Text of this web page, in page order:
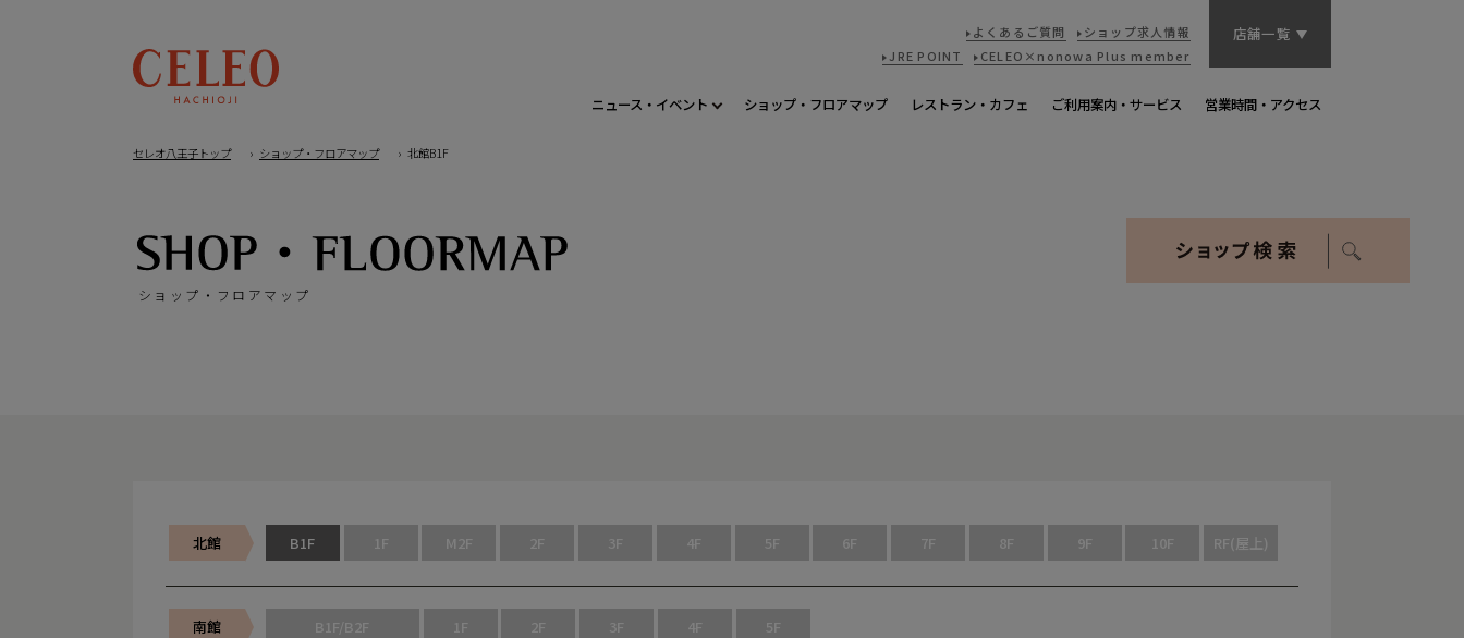
ニュース・イベント ショップ・フロアマップ レストラン・カフェ ご利用案内・サービス 営業時間・アクセス
よくあるご質問
ショップ求人情報
JRE POINT
CELEO×nonowa Plus member
店舗一覧
セレオ八王子トップ ショップ・フロアマップ 北館B1F
ショップ・フロアマップ
北館 B1F 1F M2F 2F 3F 4F 5F 6F 7F 8F 9F 10F RF(屋上)
南館 B1F/B2F 1F 2F 3F 4F 5F